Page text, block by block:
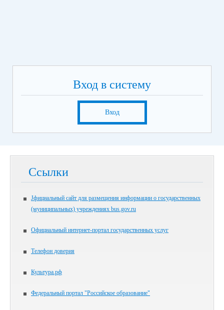
Вход в систему
Вход
Ссылки
Jфициальный сайт для размещения информации о государственных
(муниципальных) учреждениях bus.gov.ru
Официальный интернет-портал государственных услуг
Телефон доверия
Культура.рф
Федеральный портал "Российское образование"